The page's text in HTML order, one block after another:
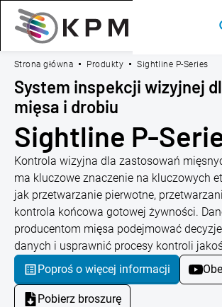
Strona główna Produkty Sightline P-Series
System inspekcji wizyjnej
mięsa i drobiu
Sightline P-
Kontrola wizyjna dla zastosowań
ma kluczowe znaczenie na kluczowych
jak przetwarzanie pierwotne,
kontrola końcowa gotowej żywności.
producentom mięsa podejmować
danych i usprawnić procesy kontroli
Poproś o więcej informacji
Pobierz broszurę